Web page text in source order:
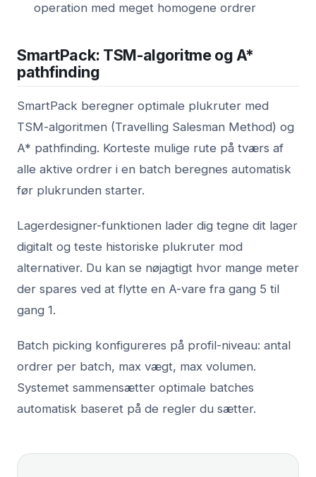
operation med meget homogene ordrer
SmartPack: TSM-algoritme og A*
pathfinding
SmartPack beregner optimale plukruter med
TSM-algoritmen (Travelling Salesman Method) og
A* pathfinding. Korteste mulige rute på tværs af
alle aktive ordrer i en batch beregnes automatisk
før plukrunden starter.
Lagerdesigner-funktionen lader dig tegne dit lager
digitalt og teste historiske plukruter mod
alternativer. Du kan se nøjagtigt hvor mange meter
der spares ved at flytte en A-vare fra gang 5 til
gang 1.
Batch picking konfigureres på profil-niveau: antal
ordrer per batch, max vægt, max volumen.
Systemet sammensætter optimale batches
automatisk baseret på de regler du sætter.